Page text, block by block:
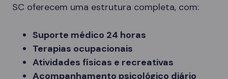
SC oferecem uma estrutura completa, com:
Suporte médico 24 horas
Terapias ocupacionais
Atividades físicas e recreativas
Acompanhamento psicológico diário